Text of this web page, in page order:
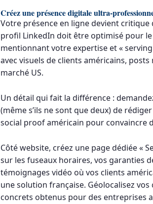
Créez une présence digitale ultra-
Votre présence en ligne devient
profil LinkedIn doit être optimisé pour
mentionnant votre expertise et «
avec visuels de clients américains,
marché US.
Un détail qui fait la différence :
(même s’ils ne sont que deux) de
social proof américain pour convaincre
Côté website, créez une page dédiée «
sur les fuseaux horaires, vos garanties
témoignages vidéo où vos clients
une solution française. Géolocalisez
concrets obtenus pour des entreprises